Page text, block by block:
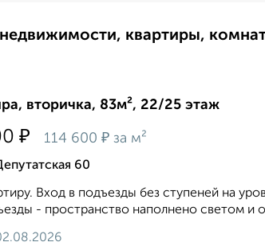
квартиры,
вторичка, 83м², 22/25 этаж
₽ 114 600 ₽ за м²
60
Вход в подъезды без ступеней на
- пространство наполнено светом и